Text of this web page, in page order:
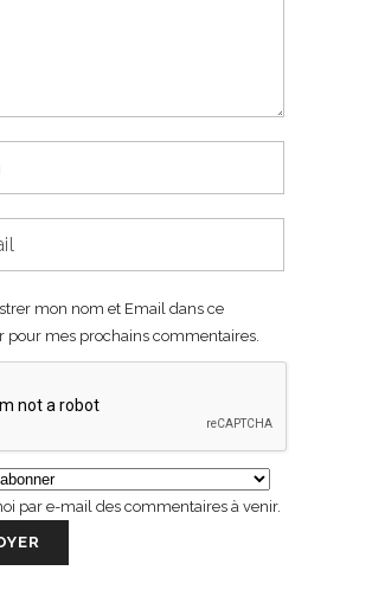
mon nom et Email dans ce
pour mes prochains commentaires.
par e-mail des commentaires à venir.